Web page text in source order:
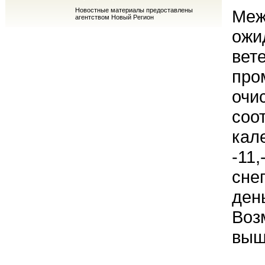
Новостные материалы предоставлены
агентством Новый Регион
-